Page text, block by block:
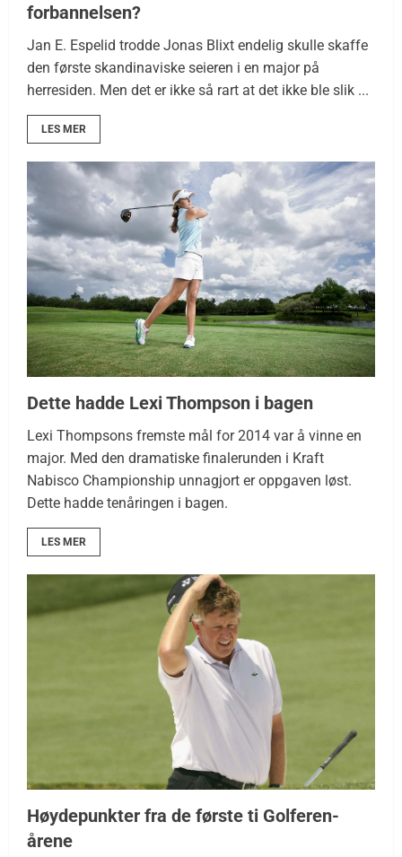
forbannelsen?
Jan E. Espelid trodde Jonas Blixt endelig skulle skaffe
den første skandinaviske seieren i en major på
herresiden. Men det er ikke så rart at det ikke ble slik ...
LES MER
Dette hadde Lexi Thompson i bagen
Lexi Thompsons fremste mål for 2014 var å vinne en
major. Med den dramatiske finalerunden i Kraft
Nabisco Championship unnagjort er oppgaven løst.
Dette hadde tenåringen i bagen.
LES MER
Høydepunkter fra de første ti Golferen-
årene